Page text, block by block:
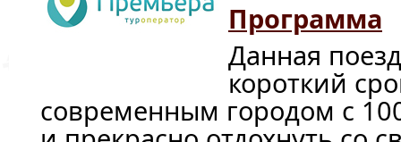
Программа
Данная
короткий
современным городом с